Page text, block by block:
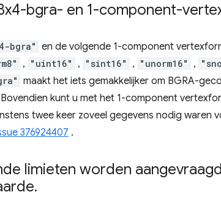
bgra- en 1-component-
bgra" en de volgende 1-component
, "uint16" , "sint16" , "unorm16" ,
maakt het iets gemakkelijker om BGRA-
kunt u met het 1-component
twee keer zoveel gegevens nodig waren
376924407 .
limieten worden
.